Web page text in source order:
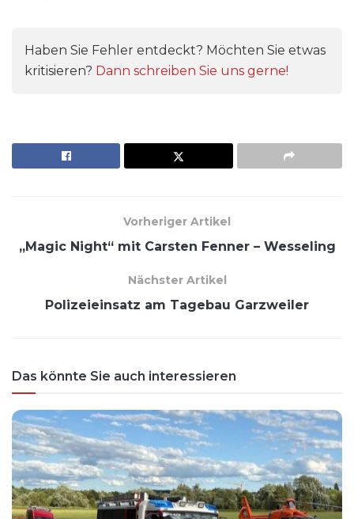
Haben Sie Fehler entdeckt? Möchten Sie etwas
kritisieren? Dann schreiben Sie uns gerne!
Vorheriger Artikel
„Magic Night“ mit Carsten Fenner – Wesseling
Nächster Artikel
Polizeieinsatz am Tagebau Garzweiler
Das könnte Sie auch interessieren